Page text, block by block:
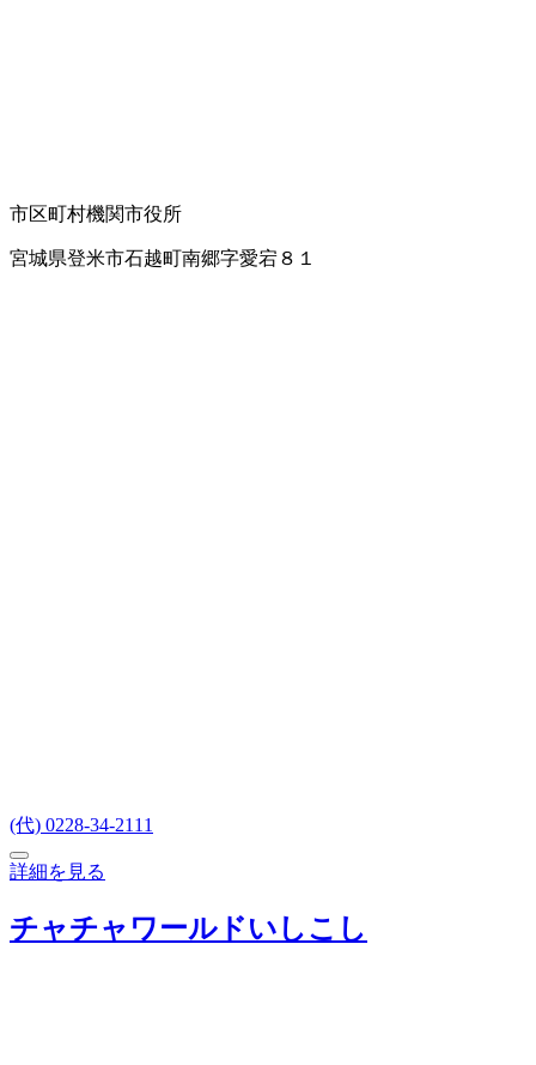
市区町村機関市役所
宮城県登米市石越町南郷字愛宕８１
(代) 0228-34-2111
詳細を見る
チャチャワールドいしこし